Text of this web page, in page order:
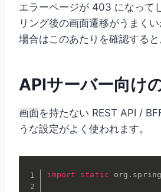
エラーページが 403 になって
リング後の画面遷移がうまく
場合はこのあたりを確認すると
APIサーバー向け
画面を持たない REST API /
うな設定がよく使われます。
import static org .